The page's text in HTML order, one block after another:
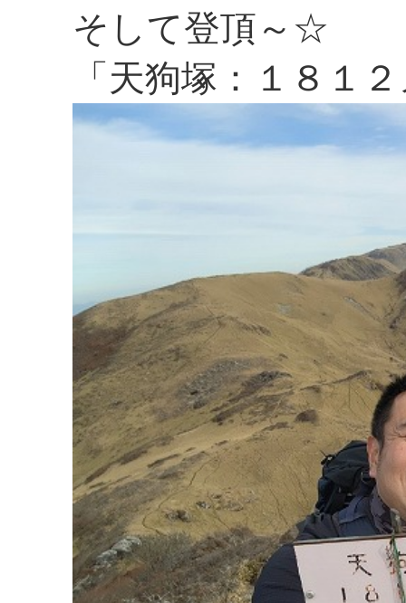
そして登頂～☆
「天狗塚：１８１